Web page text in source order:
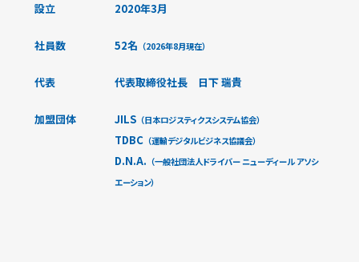
設立 2020年3月
社員数 52名 （2026年8月現在）
代表 代表取締役社長 日下 瑞貴
加盟団体 JILS （日本ロジスティクスシステム協会）
TDBC （運輸デジタルビジネス協議会）
D.N.A. （一般社団法人ドライバー ニューディール アソシ
エーション）